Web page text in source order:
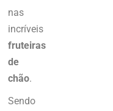
nas
incríveis
fruteiras
de
chão.
Sendo